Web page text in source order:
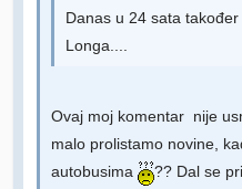
Danas u 24 sata
Longa....
Ovaj moj komentar nije
malo prolistamo novine,
autobusima
?? Dal se